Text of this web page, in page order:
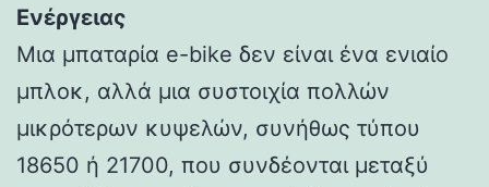
Ενέργειας
Μια μπαταρία e-bike δεν είναι ένα ενιαίο
μπλοκ, αλλά μια συστοιχία πολλών
μικρότερων κυψελών, συνήθως τύπου
18650 ή 21700, που συνδέονται μεταξύ